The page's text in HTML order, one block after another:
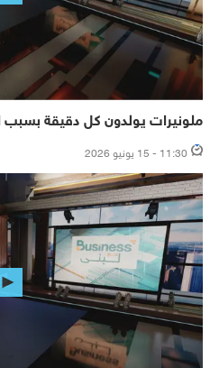
ملونيرات يولدون كل دقيقة بسبب
11:30 - 15 يونيو 2026